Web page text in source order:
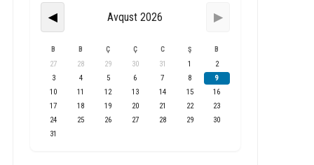
◀ Avqust 2026 ▶
B B Ç Ç C Ş B
27 28 29 30 31 1
2
3
4 5 6 7 8
9
10
11 12 13 14 15
16
17
18 19 20 21 22
23
24
25 26 27 28 29
30
31